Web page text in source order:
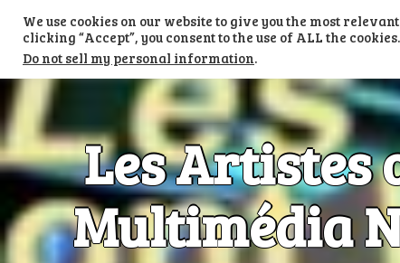
content
TV LES ARTISTES ONT LA PAROLE
Les Artistes
Multimédia
We use cookies on our website to give you the most
clicking “Accept”, you consent to the use of ALL the cookies.
Do not sell my personal information.